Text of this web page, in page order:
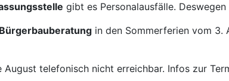
gibt es Personalausfälle.
Bürgerbauberatung in den Sommerferien vom 3.
August telefonisch nicht erreichbar. Infos zur